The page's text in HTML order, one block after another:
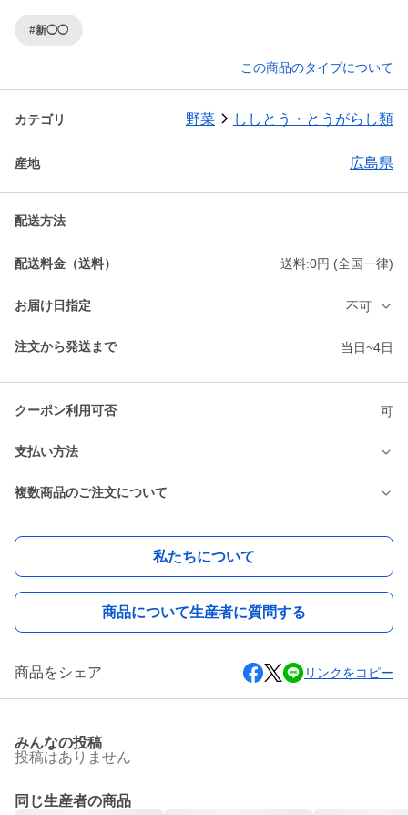
#新◯◯
この商品のタイプについて
カテゴリ 野菜 ししとう・とうがらし類
産地 広島県
配送方法
配送料金（送料） 送料:0円 (全国一律)
お届け日指定 不可
注文から発送まで 当日~4日
クーポン利用可否 可
支払い方法
複数商品のご注文について
私たちについて
商品について生産者に質問する
商品をシェア リンクをコピー
みんなの投稿
投稿はありません
同じ生産者の商品